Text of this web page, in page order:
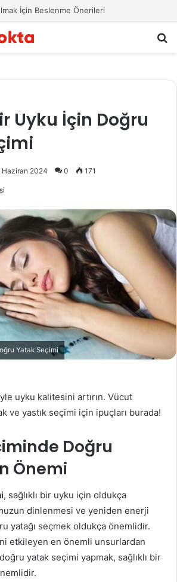
İçin Beslenme Önerileri
Uyku İçin Doğru
Haziran 2024 0 171
Yatak Seçimi
uyku kalitesini artırın. Vücut
ve yastık seçimi için ipuçları burada!
Doğru
Önemi
, sağlıklı bir uyku için oldukça
dinlenmesi ve yeniden enerji
yatağı seçmek oldukça önemlidir.
etkileyen en önemli unsurlardan
yatak seçimi yapmak, sağlıklı bir